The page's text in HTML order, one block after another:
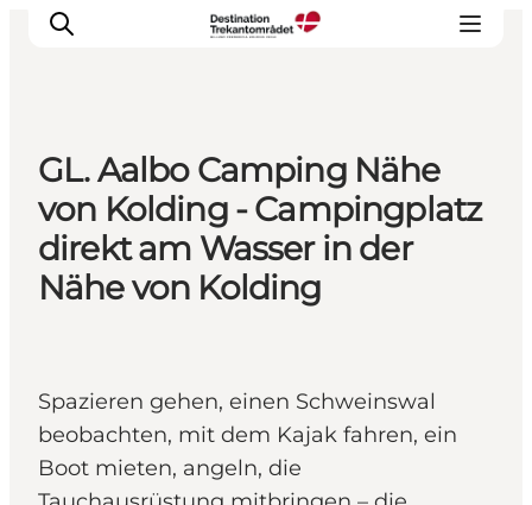
LEGOLAND® Billund Resort
Städte
Erlebnisse
Unterkünfte
GL. Aalbo Camping Nähe
von Kolding - Campingplatz
direkt am Wasser in der
Nähe von Kolding
Spazieren gehen, einen Schweinswal
beobachten, mit dem Kajak fahren, ein
Boot mieten, angeln, die